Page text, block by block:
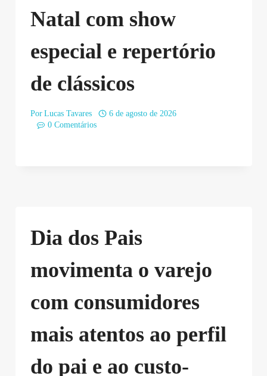
Natal com show
especial e repertório
de clássicos
Por Lucas Tavares
6 de agosto de 2026
0 Comentários
Dia dos Pais
movimenta o varejo
com consumidores
mais atentos ao perfil
do pai e ao custo-